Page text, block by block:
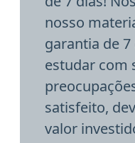
nosso
garantia de
estudar com
satisfeito,
valor